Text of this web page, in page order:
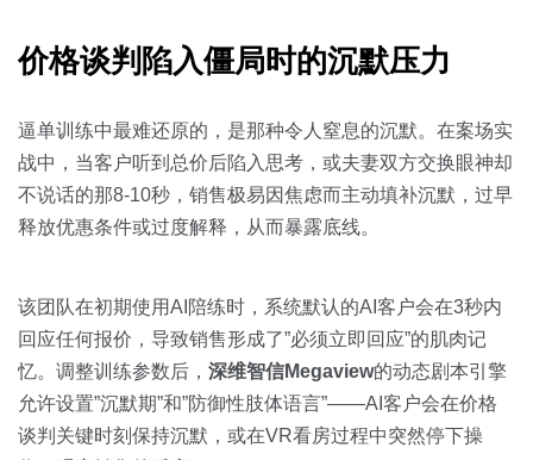
价格谈判陷入僵局时的沉默压力
逼单训练中最难还原的，是那种令人窒息的沉默。在案场实
战中，当客户听到总价后陷入思考，或夫妻双方交换眼神却
不说话的那8-10秒，销售极易因焦虑而主动填补沉默，过早
释放优惠条件或过度解释，从而暴露底线。
该团队在初期使用AI陪练时，系统默认的AI客户会在3秒内
回应任何报价，导致销售形成了”必须立即回应”的肌肉记
忆。调整训练参数后， 深维智信Megaview的动态剧本引擎
允许设置”沉默期”和”防御性肢体语言”——AI客户会在价格
谈判关键时刻保持沉默，或在VR看房过程中突然停下操